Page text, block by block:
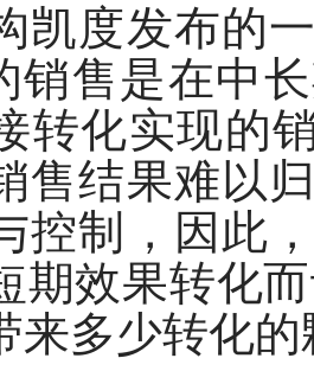
凯度发布的
销售是在中
转化实现的
售结果难以
控制，因此
期效果转化
来多少转化